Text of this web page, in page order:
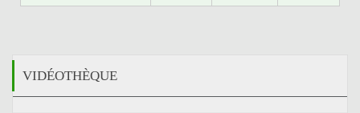
VIDÉOTHÈQUE